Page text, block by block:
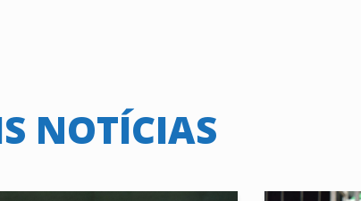
NOTÍCIAS